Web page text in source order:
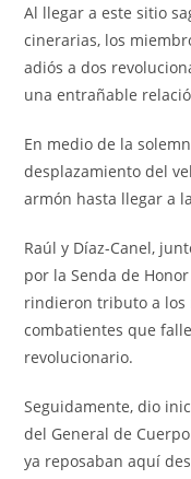
Al llegar a este sitio
cinerarias, los
adiós a dos
una entrañable
En medio de la
desplazamiento del
armón hasta llegar a
Raúl y Díaz-Canel,
por la Senda de
rindieron tributo a los
combatientes que
revolucionario.
Seguidamente, dio
del General de
ya reposaban aquí